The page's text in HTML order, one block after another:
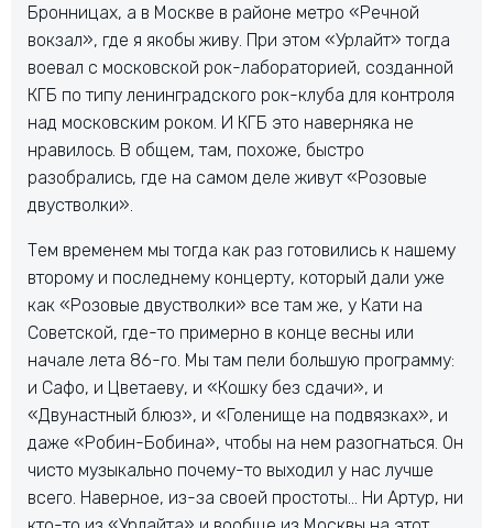
Бронницах, а в Москве в районе метро «Речной
вокзал», где я якобы живу. При этом «Урлайт» тогда
воевал с московской рок-лабораторией, созданной
КГБ по типу ленинградского рок-клуба для контроля
над московским роком. И КГБ это наверняка не
нравилось. В общем, там, похоже, быстро
разобрались, где на самом деле живут «Розовые
двустволки».
Тем временем мы тогда как раз готовились к нашему
второму и последнему концерту, который дали уже
как «Розовые двустволки» все там же, у Кати на
Советской, где-то примерно в конце весны или
начале лета 86-го. Мы там пели большую программу:
и Сафо, и Цветаеву, и «Кошку без сдачи», и
«Двунастный блюз», и «Голенище на подвязках», и
даже «Робин-Бобина», чтобы на нем разогнаться. Он
чисто музыкально почему-то выходил у нас лучше
всего. Наверное, из-за своей простоты… Ни Артур, ни